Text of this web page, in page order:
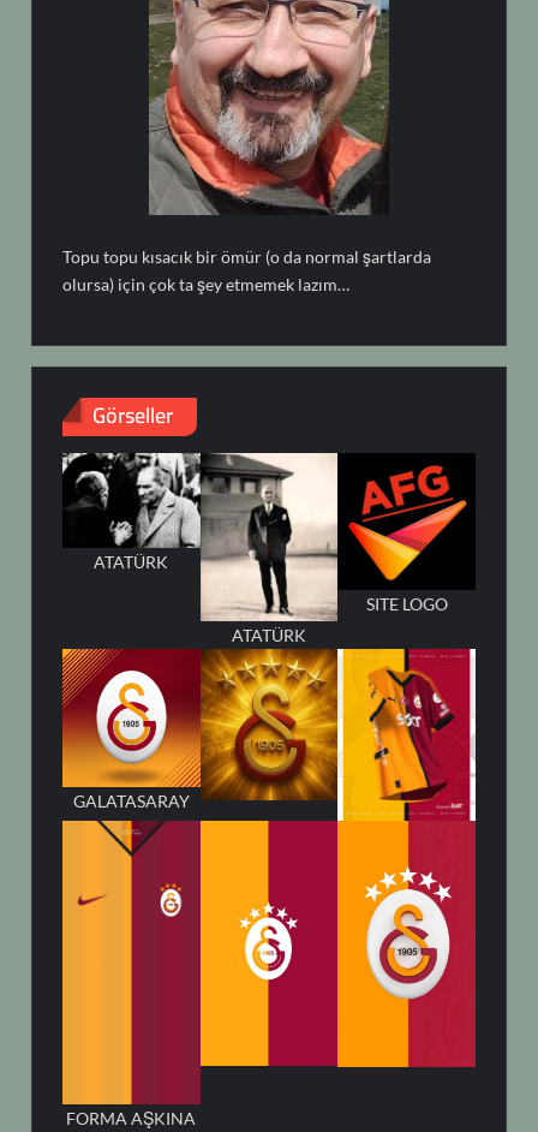
Topu topu kısacık bir ömür (o da normal şartlarda
olursa) için çok ta şey etmemek lazım…
Görseller
ATATÜRK
ATATÜRK
SITE LOGO
GALATASARAY
FORMA AŞKINA